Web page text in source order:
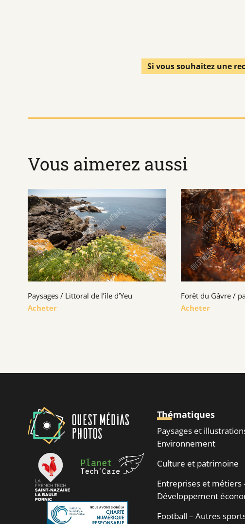
Si vous souhaitez une
Vous aimerez aussi
Paysages / Littoral de l’île d’Yeu
Acheter
Forêt du Gâvre /
Acheter
Thématiques
Paysages et
Environnement
Culture et patrimoine
Entreprises et métiers
Développement
Football – Autres